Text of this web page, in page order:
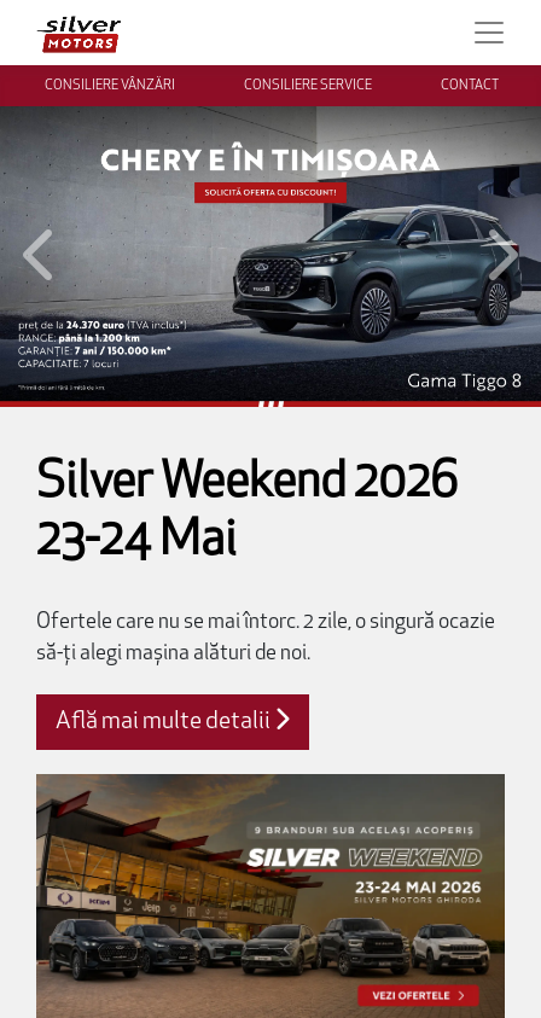
CONSILIERE VÂNZĂRI CONSILIERE SERVICE CONTACT
Inapoi
Silver Weekend 2026
23-24 Mai
Ofertele care nu se mai întorc. 2 zile, o singură ocazie
să-ți alegi mașina alături de noi.
Află mai multe detalii